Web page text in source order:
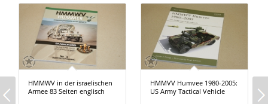
HMMWV in der israelischen
Armee 83 Seiten englisch
HMMVV Humvee 1980-2005:
US Army Tactical Vehicle